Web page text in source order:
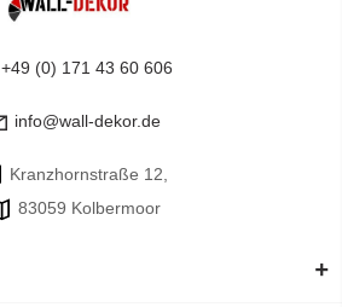
+49 (0) 171 43 60 606
info@wall-dekor.de
Kranzhornstraße 12,
83059 Kolbermoor
+